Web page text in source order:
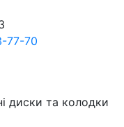
77-70
диски та колодки